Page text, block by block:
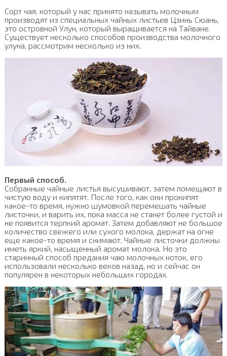
Сорт чая, который у нас принято называть молочным
производят из специальных чайных листьев Цзинь Сюань,
это островной Улун, который выращивается на Тайване.
Существует несколько способов производства молочного
улуна, рассмотрим несколько из них.
Первый способ.
Собранные чайные листья высушивают, затем помещают в
чистую воду и кипятят. После того, как они прокипят
какое-то время, нужно шумовкой перемешать чайные
листочки, и варить их, пока масса не станет более густой и
не появится терпкий аромат. Затем добавляют не большое
количество свежего или сухого молока, держат на огне
еще какое-то время и снимают. Чайные листочки должны
иметь яркий, насыщенный аромат молока. Но это
старинный способ предания чаю молочных ноток, его
использовали несколько веков назад, но и сейчас он
популярен в некоторых небольших городах.